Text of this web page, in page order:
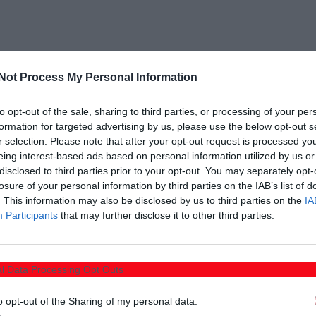
Process My Personal Information
opt-out of the sale, sharing to third parties, or processing of your
for targeted advertising by us, please use the below opt-out
selection. Please note that after your opt-out request is processed
interest-based ads based on personal information utilized by us
to third parties prior to your opt-out. You may separately
of your personal information by third parties on the IAB’s list of
This information may also be disclosed by us to third parties on the
Participants that may further disclose it to other third parties.
Data Processing Opt Outs
opt-out of the Sharing of my personal data.
Καραγιάννης (35 Κονταξάκης), Μέρτς Καρά
( 62’ Μπατζελας), Καρά Αμετ, Αντωνιάδης (62
Στριλιγκας, Λίβας, Κεχαγιά, Ζαγγελιδης, Τότσικας
(8’6 Θεοδωρίδης), Αγροκωστας, Αρσενης.